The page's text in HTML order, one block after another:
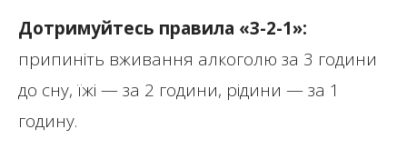
Дотримуйтесь правила «3-2-1»:
припиніть вживання алкоголю за 3 години
до сну, їжі — за 2 години, рідини — за 1
годину.